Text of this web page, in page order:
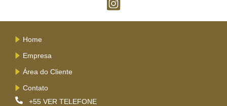
Home
Empresa
Área do Cliente
Contato
+55 VER TELEFONE